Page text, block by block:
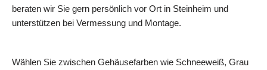
beraten wir Sie gern persönlich vor Ort in Steinheim und
unterstützen bei Vermessung und Montage.
Wählen Sie zwischen Gehäusefarben wie Schneeweiß, Grau